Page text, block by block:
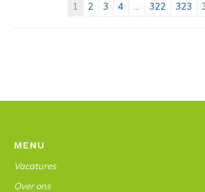
1 2 3 4 322 323
MENU
Vacatures
Over ons